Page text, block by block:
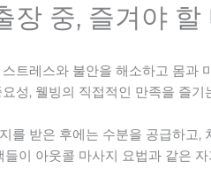
장 중, 즐겨야 할
트레스와 불안을 해소하고 몸과
성, 웰빙의 직접적인 만족을 즐
를 받은 후에는 수분을 공급하고,
들이 아웃콜 마사지 요법과 같은